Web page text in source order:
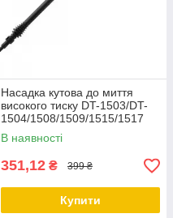
Насадка кутова до миття
високого тиску DT-1503/DT-
1504/1508/1509/1515/1517
INTERTOOL DT-1543
В наявності
351,12 ₴ 399 ₴
Купити